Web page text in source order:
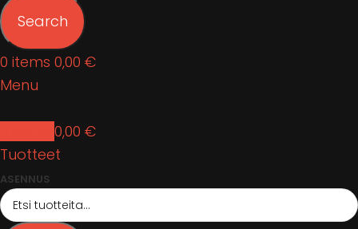
Search
0 items 0,00 €
Menu
0,00 €
Tuotteet
ASENNUS